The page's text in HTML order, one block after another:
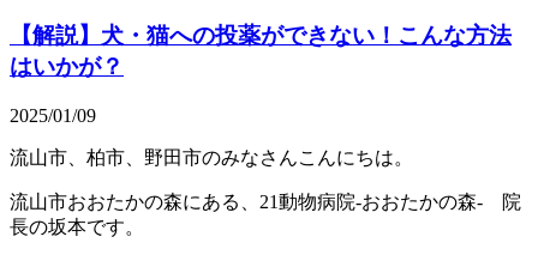
【解説】犬・猫への投薬ができない！こんな方法
はいかが？
2025/01/09
流山市、柏市、野田市のみなさんこんにちは。
流山市おおたかの森にある、21動物病院-おおたかの森- 院
長の坂本です。